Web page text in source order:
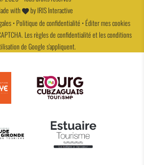
with
byIRIS Interactive
•Politique de confidentialité •Éditer mes cookies
Lesrègles de confidentialitéet lesconditions
de Google s'appliquent.